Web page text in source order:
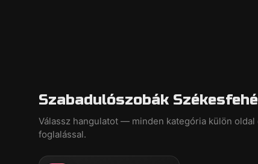
Szabadulószobák
Válassz hangulatot — minden kategória külön
foglalással.